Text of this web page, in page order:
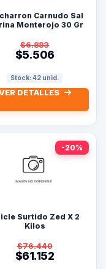
Carnudo Sal
Monterojo 30 Gr
$6.883
$5.506
Stock: 42 unid.
DETALLES
-20%
Surtido Zed X 2
Kilos
$76.440
$61.152